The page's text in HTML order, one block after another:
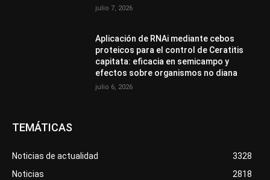
julio 7, 2026
Aplicación de RNAi mediante cebos
proteicos para el control de Ceratitis
capitata: eficacia en semicampo y
efectos sobre organismos no diana
julio 6, 2026
TEMÁTICAS
Noticias de actualidad
3328
Noticias
2818